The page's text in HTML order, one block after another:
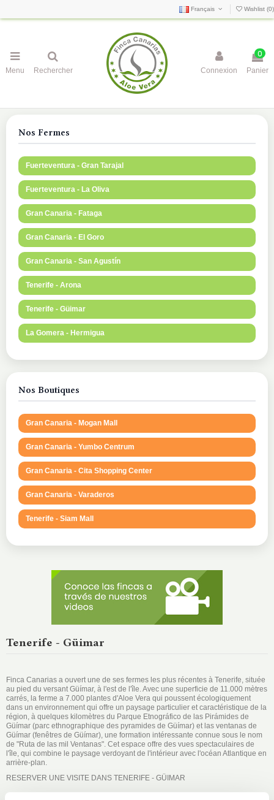
Français Wishlist (0)
Menu Rechercher Connexion
0
Panier
Nos Fermes
Fuerteventura - Gran Tarajal
Fuerteventura - La Oliva
Gran Canaria - Fataga
Gran Canaria - El Goro
Gran Canaria - San Agustín
Tenerife - Arona
Tenerife - Güimar
La Gomera - Hermigua
Nos Boutiques
Gran Canaria - Mogan Mall
Gran Canaria - Yumbo Centrum
Gran Canaria - Cita Shopping Center
Gran Canaria - Varaderos
Tenerife - Siam Mall
Tenerife - Güimar
Finca Canarias a ouvert une de ses fermes les plus récentes à Tenerife, située
au pied du versant Güímar, à l'est de l'île. Avec une superficie de 11.000 mètres
carrés, la ferme a 7.000 plantes d'Aloe Vera qui poussent écologiquement
dans un environnement qui offre un paysage particulier et caractéristique de la
région, à quelques kilomètres du Parque Etnográfico de las Pirámides de
Güímar (parc ethnographique des pyramides de Güímar) et las ventanas de
Güímar (fenêtres de Güímar), une formation intéressante connue sous le nom
de "Ruta de las mil Ventanas". Cet espace offre des vues spectaculaires de
l'île, qui combine le paysage verdoyant de l'intérieur avec l'océan Atlantique en
arrière-plan.
RESERVER UNE VISITE DANS TENERIFE - GÜIMAR